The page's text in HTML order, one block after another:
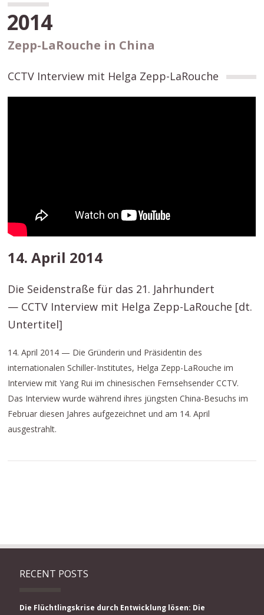
2014
Zepp-LaRouche in China
CCTV Interview mit Helga Zepp-LaRouche
14. April 2014
Die Seidenstraße für das 21. Jahrhundert
— CCTV Interview mit Helga Zepp-LaRouche [dt.
Untertitel]
14. April 2014 — Die Gründerin und Präsidentin des
internationalen Schiller-Institutes, Helga Zepp-LaRouche im
Interview mit Yang Rui im chinesischen Fernsehsender CCTV.
Das Interview wurde während ihres jüngsten China-Besuchs im
Februar diesen Jahres aufgezeichnet und am 14. April
ausgestrahlt.
RECENT POSTS
Die Flüchtlingskrise durch Entwicklung lösen: Die